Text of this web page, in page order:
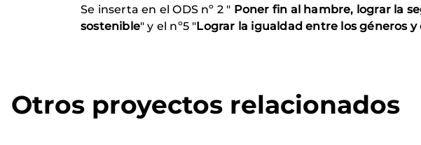
Se inserta en el ODS nº 2 " Poner fin al hambre, lograr la
sostenible" y el nº5 "Lograr la igualdad entre los géneros
Otros proyectos relacionados